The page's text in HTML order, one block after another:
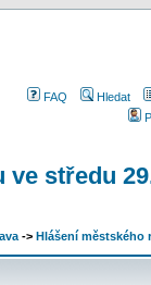
FAQ
Hledat
středu
-> Hlášení městského